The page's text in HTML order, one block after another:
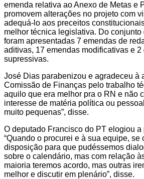
emenda relativa ao Anexo de Metas e
promovem alterações no projeto com
adequá-lo aos preceitos
melhor técnica legislativa. Do conjunto
foram apresentadas 7 emendas de
aditivas, 17 emendas modificativas e 2
supressivas.
José Dias parabenizou e agradeceu à
Comissão de Finanças pelo trabalho
aquilo que era melhor pra o RN e não
interesse de matéria política ou
muito pequenas”, disse.
O deputado Francisco do PT elogiou a
“Quando o procurei e à sua equipe, se
disposição para que pudéssemos
sobre o calendário, mas com relação
maioria teremos acordo, mas outras
melhor e discutir em plenário”, disse.